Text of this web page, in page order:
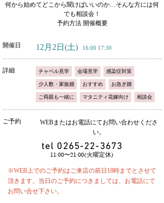
何から始めてどこから聞けばいいのか…そんな方には何
でも相談会！
予約方法 開催概要
開催日 12月2日 (土) 16:00 17:30
詳細 チャペル見学 会場見学 感染症対策
少人数・家族婚 おすすめ お急ぎ婚
ご両親も一緒に マタニティ花嫁向け 相談会
ご予約
WEBまたはお電話にてお問い合わせくださ
い。
tel 0265-22-3673
11:00〜21:00(火曜定休)
※WEB上でのご予約はご来店の前日18時までとさせて
頂きます。当日のご予約につきましては、お電話にて
お問い合せ下さい。